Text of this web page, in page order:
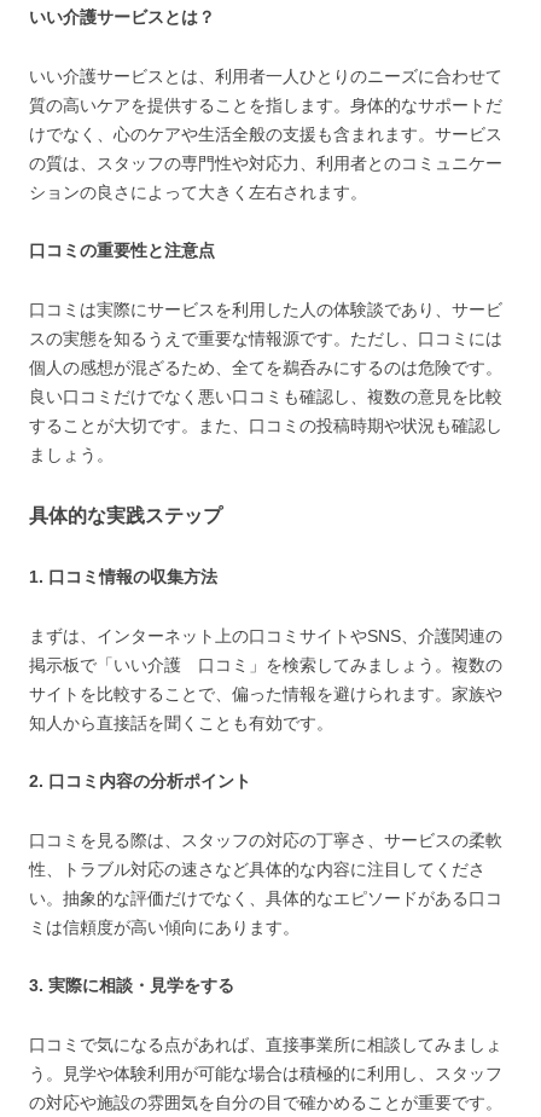
いい介護サービスとは？
いい介護サービスとは、利用者一人ひとりのニーズに合わせて
質の高いケアを提供することを指します。身体的なサポートだ
けでなく、心のケアや生活全般の支援も含まれます。サービス
の質は、スタッフの専門性や対応力、利用者とのコミュニケー
ションの良さによって大きく左右されます。
口コミの重要性と注意点
口コミは実際にサービスを利用した人の体験談であり、サービ
スの実態を知るうえで重要な情報源です。ただし、口コミには
個人の感想が混ざるため、全てを鵜呑みにするのは危険です。
良い口コミだけでなく悪い口コミも確認し、複数の意見を比較
することが大切です。また、口コミの投稿時期や状況も確認し
ましょう。
具体的な実践ステップ
1. 口コミ情報の収集方法
まずは、インターネット上の口コミサイトやSNS、介護関連の
掲示板で「いい介護 口コミ」を検索してみましょう。複数の
サイトを比較することで、偏った情報を避けられます。家族や
知人から直接話を聞くことも有効です。
2. 口コミ内容の分析ポイント
口コミを見る際は、スタッフの対応の丁寧さ、サービスの柔軟
性、トラブル対応の速さなど具体的な内容に注目してくださ
い。抽象的な評価だけでなく、具体的なエピソードがある口コ
ミは信頼度が高い傾向にあります。
3. 実際に相談・見学をする
口コミで気になる点があれば、直接事業所に相談してみましょ
う。見学や体験利用が可能な場合は積極的に利用し、スタッフ
の対応や施設の雰囲気を自分の目で確かめることが重要です。